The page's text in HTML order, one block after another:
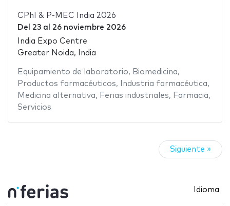
CPhI & P-MEC India 2026
Del 23al 26 noviembre 2026
India Expo Centre
Greater Noida, India
Equipamiento de laboratorio, Biomedicina,
Productos farmacéuticos, Industria farmacéutica,
Medicina alternativa, Ferias industriales, Farmacia,
Servicios
Siguiente »
Idioma